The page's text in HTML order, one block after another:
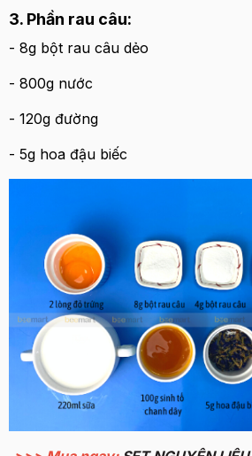
3. Phần rau câu:
- 8g bột rau câu dẻo
- 800g nước
- 120g đường
- 5g hoa đậu biếc